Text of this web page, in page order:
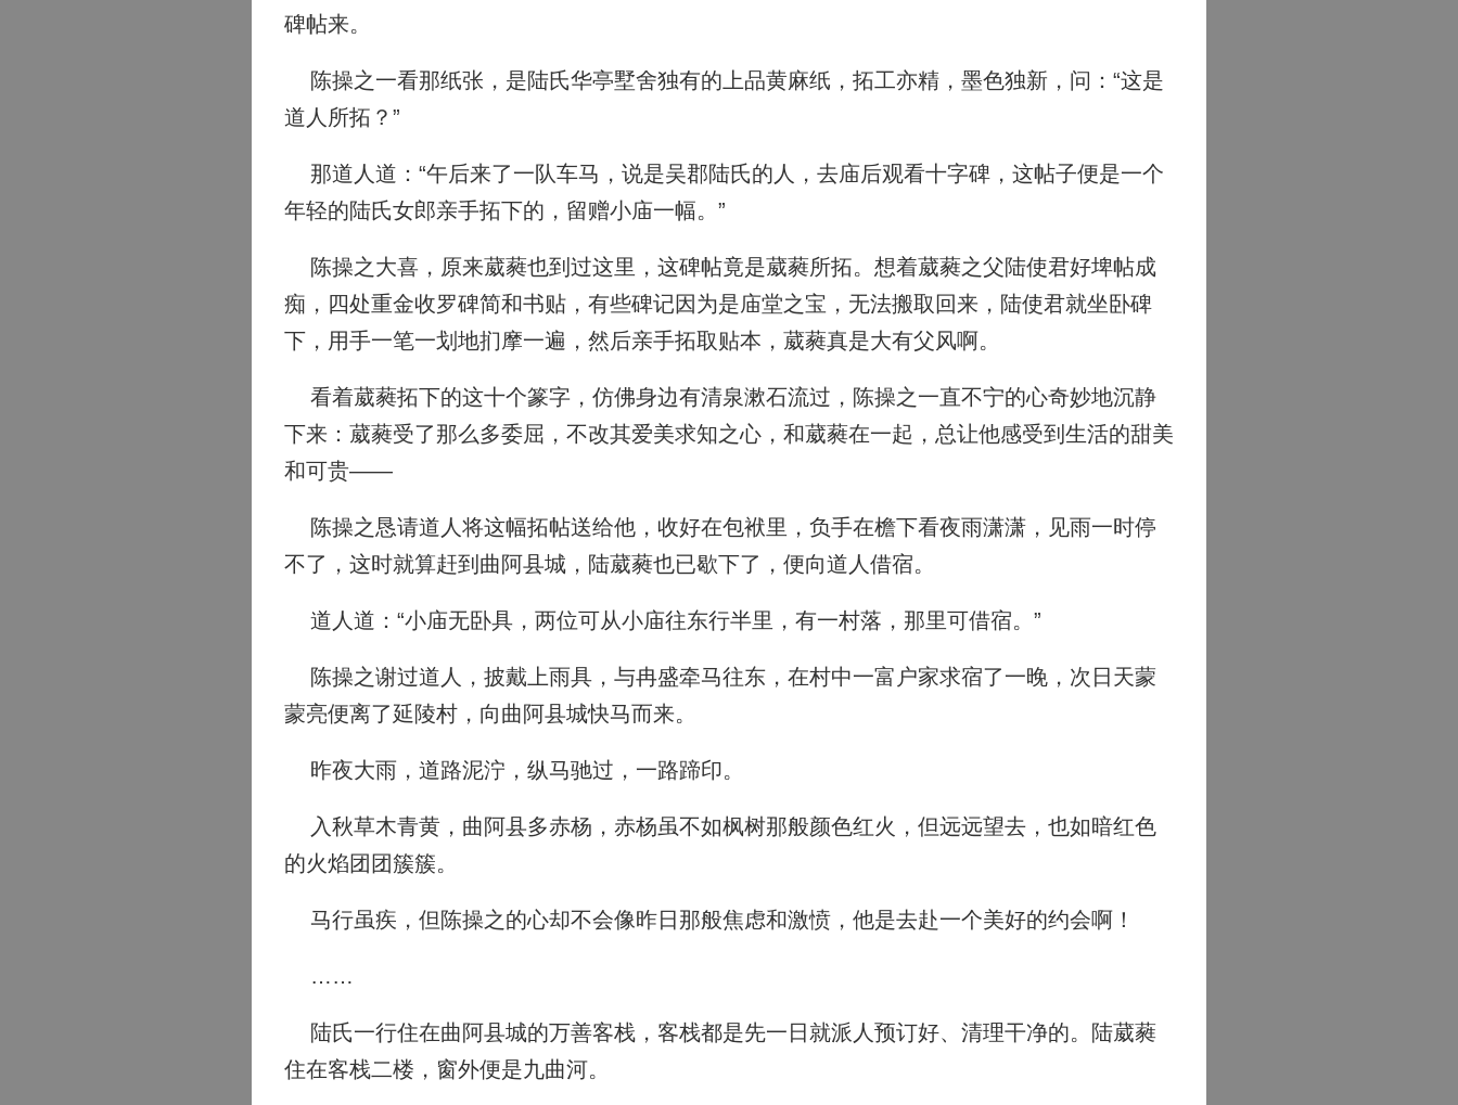
碑帖来。
陈操之一看那纸张，是陆氏华亭墅舍独有的上品黄麻纸，拓工亦精，墨色独新，问：“这是
道人所拓？”
那道人道：“午后来了一队车马，说是吴郡陆氏的人，去庙后观看十字碑，这帖子便是一个
年轻的陆氏女郎亲手拓下的，留赠小庙一幅。”
陈操之大喜，原来葳蕤也到过这里，这碑帖竟是葳蕤所拓。想着葳蕤之父陆使君好埤帖成
痴，四处重金收罗碑简和书贴，有些碑记因为是庙堂之宝，无法搬取回来，陆使君就坐卧碑
下，用手一笔一划地扪摩一遍，然后亲手拓取贴本，葳蕤真是大有父风啊。
看着葳蕤拓下的这十个篆字，仿佛身边有清泉漱石流过，陈操之一直不宁的心奇妙地沉静
下来：葳蕤受了那么多委屈，不改其爱美求知之心，和葳蕤在一起，总让他感受到生活的甜美
和可贵——
陈操之恳请道人将这幅拓帖送给他，收好在包袱里，负手在檐下看夜雨潇潇，见雨一时停
不了，这时就算赶到曲阿县城，陆葳蕤也已歇下了，便向道人借宿。
道人道：“小庙无卧具，两位可从小庙往东行半里，有一村落，那里可借宿。”
陈操之谢过道人，披戴上雨具，与冉盛牵马往东，在村中一富户家求宿了一晚，次日天蒙
蒙亮便离了延陵村，向曲阿县城快马而来。
昨夜大雨，道路泥泞，纵马驰过，一路蹄印。
入秋草木青黄，曲阿县多赤杨，赤杨虽不如枫树那般颜色红火，但远远望去，也如暗红色
的火焰团团簇簇。
马行虽疾，但陈操之的心却不会像昨日那般焦虑和激愤，他是去赴一个美好的约会啊！
……
陆氏一行住在曲阿县城的万善客栈，客栈都是先一日就派人预订好、清理干净的。陆葳蕤
住在客栈二楼，窗外便是九曲河。